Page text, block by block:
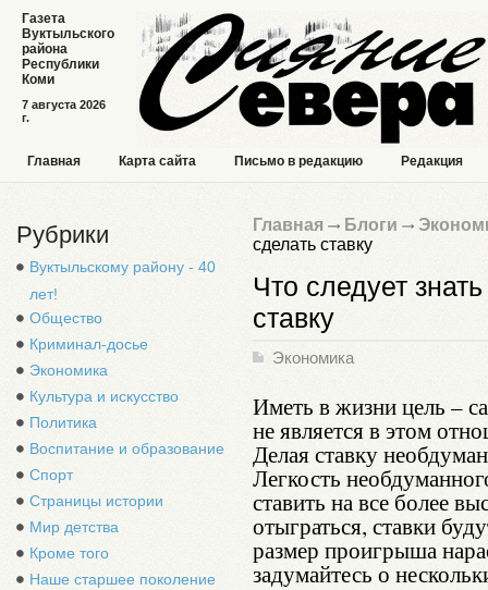
7 августа 2026
г.
Газета
Вуктыльского
района
Республики
Коми
Главная Карта сайта Письмо в редакцию Редакция
Рубрики
Вуктыльскому району - 40
лет!
Общество
Криминал-досье
Экономика
Культура и искусство
Политика
Воспитание и образование
Спорт
Страницы истории
Мир детства
Кроме того
Наше старшее поколение
Главная Блоги
сделать ставку
Что следует
ставку
Экономика
Иметь в жизни цель –
не является в этом
Делая ставку
Легкость
ставить на все более
отыграться, ставки
размер проигрыша
задумайтесь о